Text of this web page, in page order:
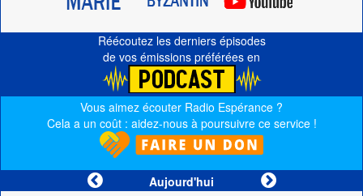
Réécoutez les derniers épisodes
de vos émissions préférées en
Vous aimez écouter Radio Espérance ?
Cela a un coût : aidez-nous à poursuivre ce service !
Aujourd'hui